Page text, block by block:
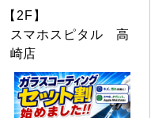
【2F】
スマホスピタル 高
崎店